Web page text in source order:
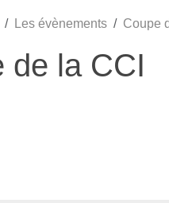
Les évènements Coupe
de la CCI